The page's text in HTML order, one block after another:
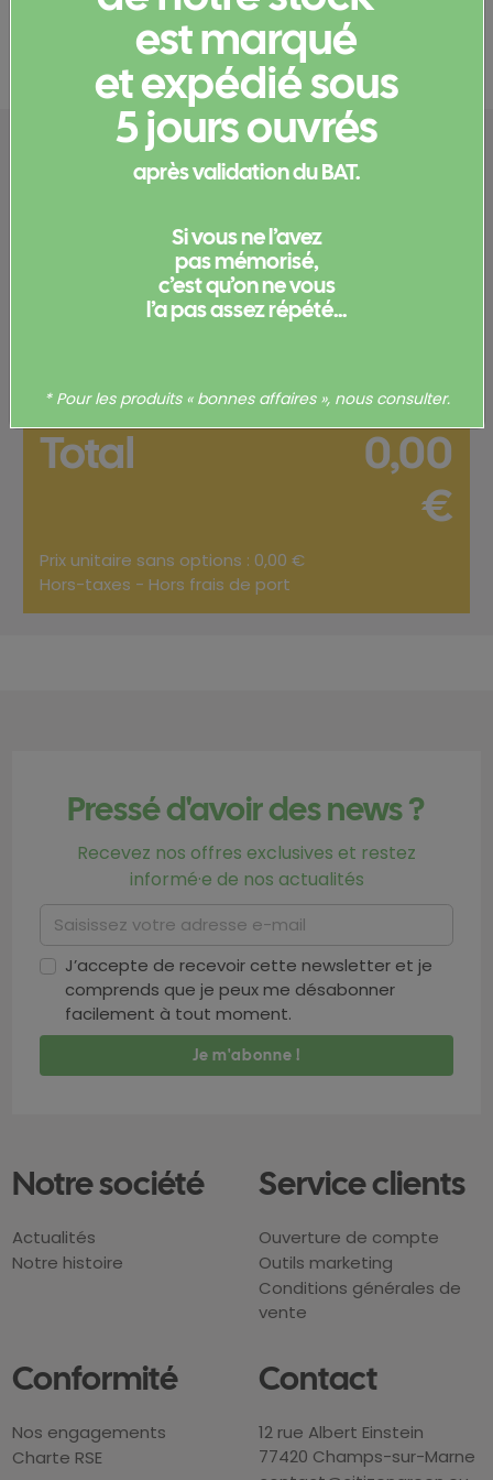
Documents et certificats
Configurez votre
vous connecterpour pouvoir obtenir un devis
et/ou commander votre produit.
Total
0,00
€
Prix unitaire sans options : 0,00 €
Hors-taxes - Hors frais de port
Pressé d'avoir des news ?
Recevez nos offres exclusives et restez
informé·e de nos actualités
J’accepte de recevoir cette newsletter et je
comprends que je peux me désabonner
facilement à tout moment.
Notre société
Actualités
Notre histoire
Service clients
Ouverture de compte
Outils marketing
Conditions générales de
vente
Conformité
Nos engagements
Charte RSE
Contact
12 rue Albert Einstein
77420 Champs-sur-Marne
est marqué
et expédié sous
5 jours ouvrés
après validation du BAT.
Si vous ne l’avez
pas mémorisé,
c’est qu’on ne vous
l’a pas assez répété...
* Pour les produits « bonnes affaires », nous consulter.